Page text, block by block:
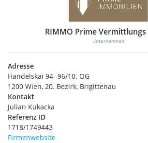
RIMMO Prime Vermittlungs
Unternehmen
Adresse
Handelskai 94 -96/10. OG
1200 Wien, 20. Bezirk, Brigittenau
Kontakt
Julian Kukacka
Referenz ID
1718/1749443
Firmenwebsite